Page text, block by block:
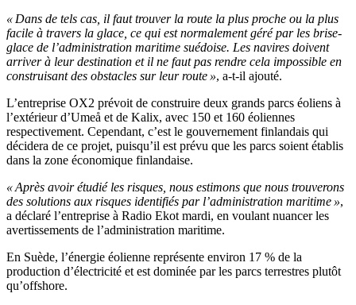
« Dans de tels cas, il faut trouver la route la plus proche ou la plus
facile à travers la glace, ce qui est normalement géré par les brise-
glace de l’administration maritime suédoise. Les navires doivent
arriver à leur destination et il ne faut pas rendre cela impossible en
construisant des obstacles sur leur route », a-t-il ajouté.
L’entreprise OX2 prévoit de construire deux grands parcs éoliens à
l’extérieur d’Umeå et de Kalix, avec 150 et 160 éoliennes
respectivement. Cependant, c’est le gouvernement finlandais qui
décidera de ce projet, puisqu’il est prévu que les parcs soient établis
dans la zone économique finlandaise.
« Après avoir étudié les risques, nous estimons que nous trouverons
des solutions aux risques identifiés par l’administration maritime »,
a déclaré l’entreprise à Radio Ekot mardi, en voulant nuancer les
avertissements de l’administration maritime.
En Suède, l’énergie éolienne représente environ 17 % de la
production d’électricité et est dominée par les parcs terrestres plutôt
qu’offshore.